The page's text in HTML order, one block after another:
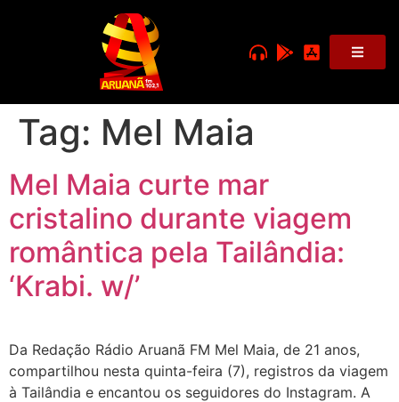
Tag: Mel Maia
Mel Maia curte mar
cristalino durante viagem
romântica pela Tailândia:
‘Krabi. w/’
Da Redação Rádio Aruanã FM Mel Maia, de 21 anos,
compartilhou nesta quinta-feira (7), registros da viagem
à Tailândia e encantou os seguidores do Instagram. A